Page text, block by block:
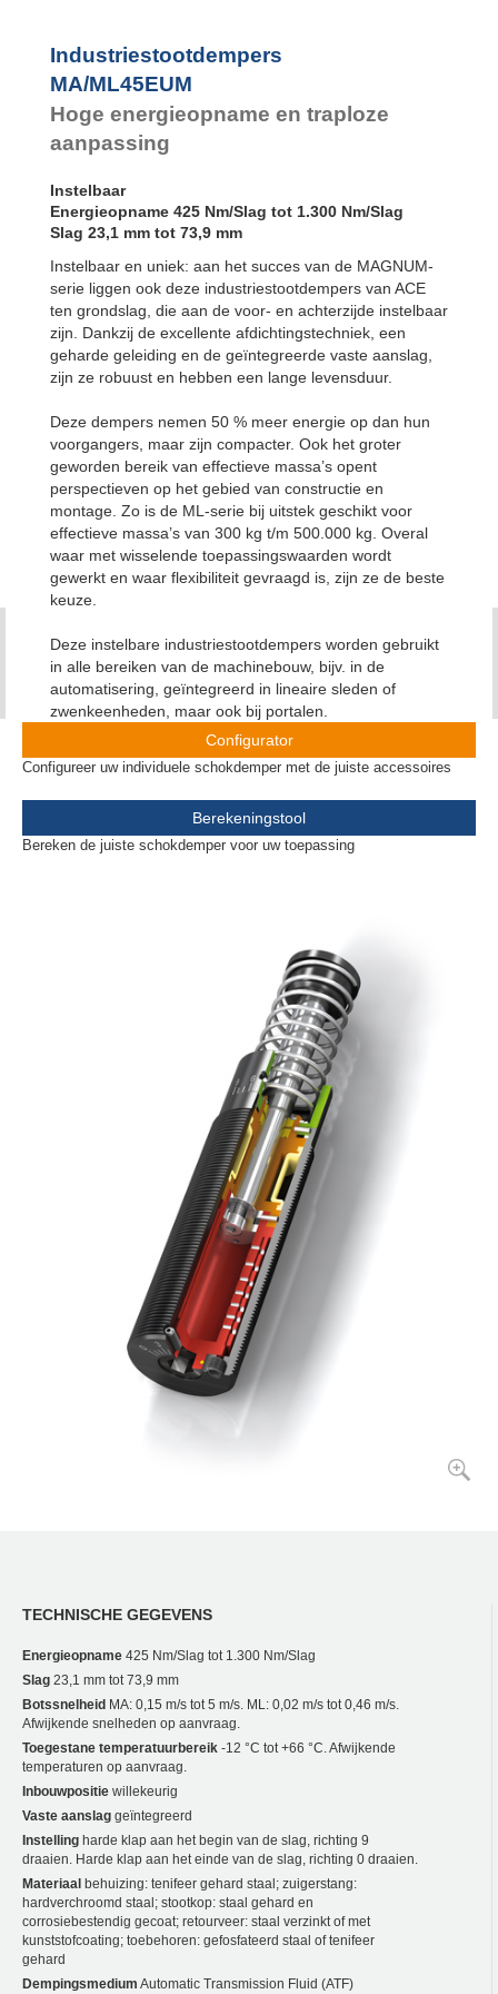
Industriestootdempers
MA/ML45EUM
Hoge energieopname en traploze
aanpassing
Instelbaar
Energieopname 425 Nm/Slag tot 1.300 Nm/Slag
Slag 23,1 mm tot 73,9 mm
Instelbaar en uniek: aan het succes van de MAGNUM-
serie liggen ook deze industriestootdempers van ACE
ten grondslag, die aan de voor- en achterzijde instelbaar
zijn. Dankzij de excellente afdichtingstechniek, een
geharde geleiding en de geïntegreerde vaste aanslag,
zijn ze robuust en hebben een lange levensduur.
Deze dempers nemen 50 % meer energie op dan hun
voorgangers, maar zijn compacter. Ook het groter
geworden bereik van effectieve massa’s opent
perspectieven op het gebied van constructie en
montage. Zo is de ML-serie bij uitstek geschikt voor
effectieve massa’s van 300 kg t/m 500.000 kg. Overal
waar met wisselende toepassingswaarden wordt
gewerkt en waar flexibiliteit gevraagd is, zijn ze de beste
keuze.
Deze instelbare industriestootdempers worden gebruikt
in alle bereiken van de machinebouw, bijv. in de
automatisering, geïntegreerd in lineaire sleden of
zwenkeenheden, maar ook bij portalen.
Configurator
Configureer uw individuele schokdemper met de juiste accessoires
Berekeningstool
Bereken de juiste schokdemper voor uw toepassing
TECHNISCHE GEGEVENS
Energieopname 425 Nm/Slag tot 1.300 Nm/Slag
Slag 23,1 mm tot 73,9 mm
Botssnelheid MA: 0,15 m/s tot 5 m/s. ML: 0,02 m/s tot 0,46 m/s.
Afwijkende snelheden op aanvraag.
Toegestane temperatuurbereik -12 °C tot +66 °C. Afwijkende
temperaturen op aanvraag.
Inbouwpositie willekeurig
Vaste aanslag geïntegreerd
Instelling harde klap aan het begin van de slag, richting 9
draaien. Harde klap aan het einde van de slag, richting 0 draaien.
Materiaal behuizing: tenifeer gehard staal; zuigerstang:
hardverchroomd staal; stootkop: staal gehard en
corrosiebestendig gecoat; retourveer: staal verzinkt of met
kunststofcoating; toebehoren: gefosfateerd staal of tenifeer
gehard
Dempingsmedium Automatic Transmission Fluid (ATF)